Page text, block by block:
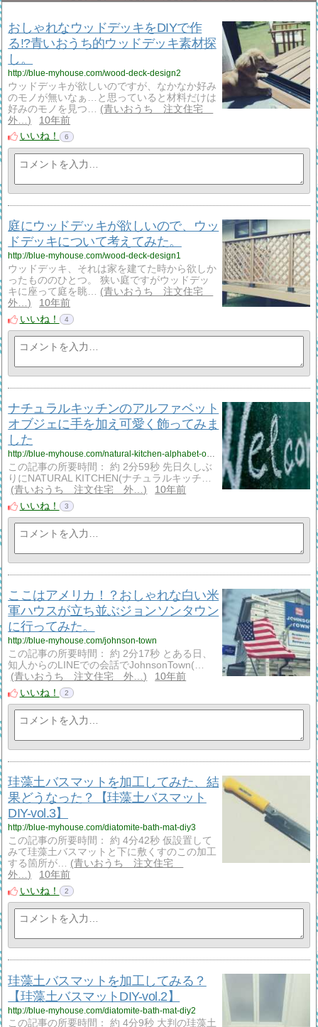
おしゃれなウッドデッキをDIYで作
る!?青いおうち的ウッドデッキ素材探
し。
http://blue-myhouse.com/wood-deck-design2
ウッドデッキが欲しいのですが、なかなか好み
のモノが無いなぁ…と思っていると材料だけは
好みのモノを見つ…
青いおうち 注文住宅
外…
10年前
いいね！
6
庭にウッドデッキが欲しいので、ウッ
ドデッキについて考えてみた。
http://blue-myhouse.com/wood-deck-design1
ウッドデッキ、それは家を建てた時から欲しか
ったもののひとつ。 狭い庭ですがウッドデッ
キに座って庭を眺…
青いおうち 注文住宅
外…
10年前
いいね！
4
ナチュラルキッチンのアルファベット
オブジェに手を加え可愛く飾ってみま
した
http://blue-myhouse.com/natural-kitchen-alphabet-object
この記事の所要時間： 約 2分59秒 先日久しぶ
りにNATURAL KITCHEN(ナチュラルキッチ…
青いおうち 注文住宅 外…
10年前
いいね！
3
ここはアメリカ！？おしゃれな白い米
軍ハウスが立ち並ぶジョンソンタウン
に行ってみた。
http://blue-myhouse.com/johnson-town
この記事の所要時間： 約 2分17秒 とある日、
知人からのLINEでの会話でJohnsonTown(…
青いおうち 注文住宅 外…
10年前
いいね！
2
珪藻土バスマットを加工してみた、結
果どうなった？【珪藻土バスマット
DIY-vol.3】
http://blue-myhouse.com/diatomite-bath-mat-diy3
この記事の所要時間： 約 4分42秒 仮設置して
みて珪藻土バスマットと下に敷くすのこの加工
する箇所が…
青いおうち 注文住宅
外…
10年前
いいね！
2
珪藻土バスマットを加工してみる？
【珪藻土バスマットDIY-vol.2】
http://blue-myhouse.com/diatomite-bath-mat-diy2
この記事の所要時間： 約 4分9秒 大判の珪藻土